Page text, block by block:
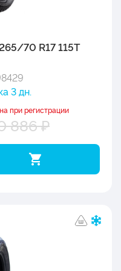
70 R17 115T
3 дн.
при регистрации
886 ₽